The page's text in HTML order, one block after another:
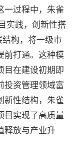
一过程中，朱雀
实践，创新性搭
结构，将一级市
前打通。这种模
目在建设初期即
投资管理领域富
新性结构，朱雀
目实现了高质量
释放与产业升